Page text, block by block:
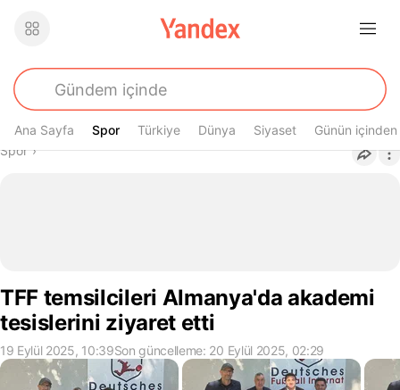
Ana Sayfa Spor
Spor Türkiye Dünya Siyaset Günün içinden
Buradasın
Spor›
TFF temsilcileri Almanya'da akademi
tesislerini ziyaret etti
19 Eylül 2025, 10:39Son güncelleme: 20 Eylül 2025, 02:29